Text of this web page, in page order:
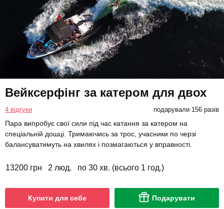
Вейксерфінг за катером для двох
4 відгуки подарували 156 разів
Пара випробує свої сили під час катання за катером на
спеціальній дошці. Тримаючись за трос, учасники по черзі
балансуватимуть на хвилях і позмагаються у вправності.
13200 грн 2 люд. по 30 хв. (всього 1 год.)
Купити для себе Подарувати